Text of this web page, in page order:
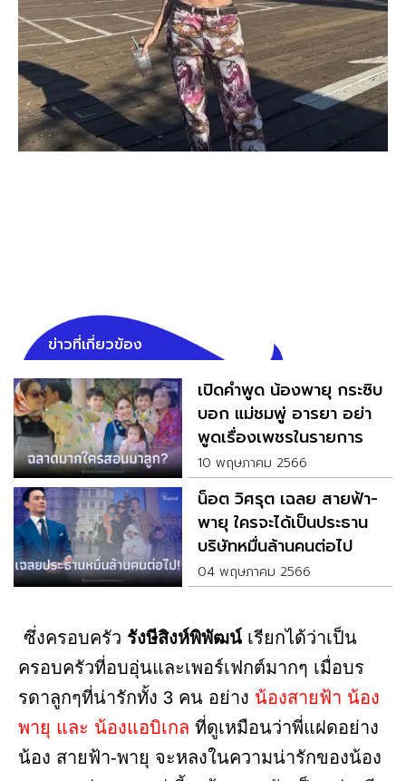
ข่าวที่เกี่ยวข้อง
เปิดคำพูด น้องพายุ กระซิบ
บอก แม่ชมพู่ อารยา อย่า
พูดเรื่องเพชรในรายการ
10 พฤษภาคม 2566
น็อต วิศรุต เฉลย สายฟ้า-
พายุ ใครจะได้เป็นประธาน
บริษัทหมื่นล้านคนต่อไป
04 พฤษภาคม 2566
ซึ่งครอบครัว รังษีสิงห์พิพัฒน์ เรียกได้ว่าเป็น
ครอบครัวที่อบอุ่นและเพอร์เฟกต์มากๆ เมื่อบร
รดาลูกๆที่น่ารักทั้ง 3 คน อย่าง น้องสายฟ้า น้อง
พายุ และ น้องแอบิเกล ที่ดูเหมือนว่าพี่แฝดอย่าง
น้อง สายฟ้า-พายุ จะหลงในความน่ารักของน้อง